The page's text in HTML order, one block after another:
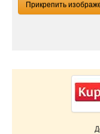
Прикрепить